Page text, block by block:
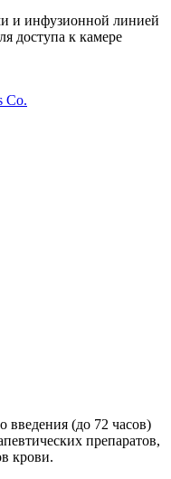
и инфузионной линией
доступа к камере
Co.
введения (до 72 часов)
препаратов,
крови.